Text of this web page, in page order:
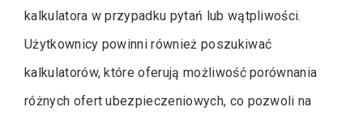
kalkulatora w przypadku pytań lub wątpliwości.
Użytkownicy powinni również poszukiwać
kalkulatorów, które oferują możliwość porównania
różnych ofert ubezpieczeniowych, co pozwoli na